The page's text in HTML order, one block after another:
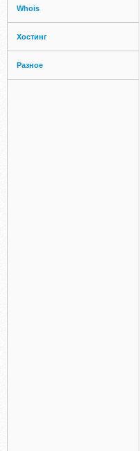
Whois
Хостинг
Разное